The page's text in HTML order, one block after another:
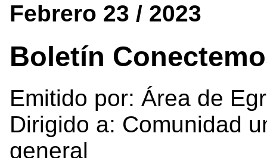
Febrero 23 / 2023
Boletín
Emitido por: Área de
Dirigido a: Comunidad
general